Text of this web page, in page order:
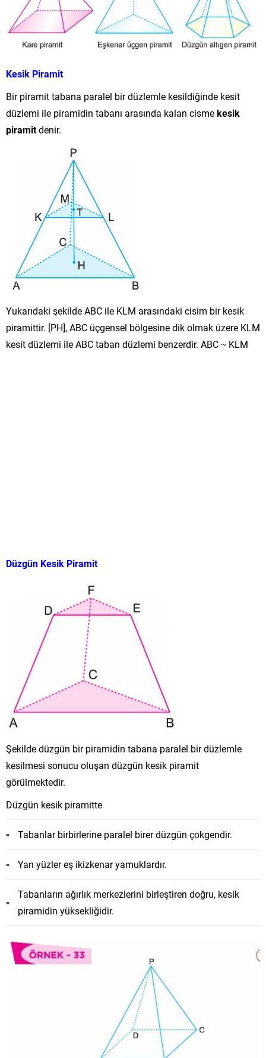
Kesik Piramit
Bir piramit tabana paralel bir düzlemle kesildiğinde kesit
düzlemi ile piramidin tabanı arasında kalan cismekesik
piramitdenir.
Yukarıdaki şekilde ABC ile KLM arasındaki cisim bir kesik
piramittir. [PH], ABC üçgensel bölgesine dik olmak üzere KLM
kesit düzlemi ile ABC taban düzlemi benzerdir. ABC ~ KLM
Düzgün Kesik Piramit
Şekilde düzgün bir piramidin tabana paralel bir düzlemle
kesilmesi sonucu oluşan düzgün kesik piramit
görülmektedir.
Düzgün kesik piramitte
Tabanlar birbirlerine paralel birer düzgün çokgendir.
Yan yüzler eş ikizkenar yamuklardır.
Tabanların ağırlık merkezlerini birleştiren doğru, kesik
piramidin yüksekliğidir.